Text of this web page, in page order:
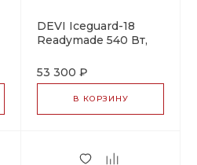
DEVI Iceguard-18
Readymade 540 Вт,
саморегулирующийся
греющий кабель
53 300 ₽
В КОРЗИНУ